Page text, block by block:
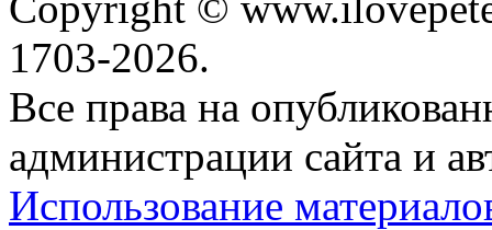
1703-2026.
Все права на
администрации сайта и
Использование